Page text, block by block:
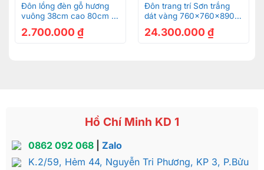
Đôn lồng đèn gỗ hương
vuông 38cm cao 80cm –
2.700.000 ₫
Đôn trang trí Sơn trắng
dát vàng 760x760x890 –
24.300.000 ₫
Hồ Chí Minh KD 1
0862 092 068| Zalo
K.2/59, Hẻm 44, Nguyễn Tri Phương, KP 3, P.Bửu